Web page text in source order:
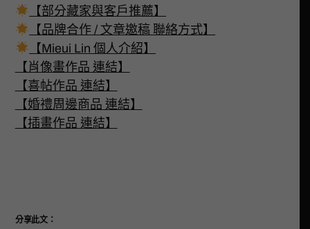
【部分藏家與客戶推薦】
【品牌合作 / 文章邀稿 聯絡方式】
【Mieui Lin 個人介紹】
【肖像畫作品 連結】
【喜帖作品 連結】
【婚禮周邊商品 連結】
【插畫作品 連結】
分享此文：